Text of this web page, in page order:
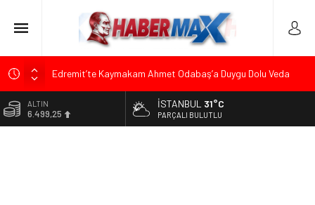
Edremit’te Kaymakam Ahmet Odabaş’a Duygu Dolu Veda
Tarihçi Yusuf Halaçoğlu’ndan TBMM’ye Sunulan Yasa Teklifine
Sert Eleştiri: “Osmanlı’nın Hukuk Anlayışının Gerisine
ALTIN
6.499,25
İSTANBUL 31°C
PARÇALI BULUTLU